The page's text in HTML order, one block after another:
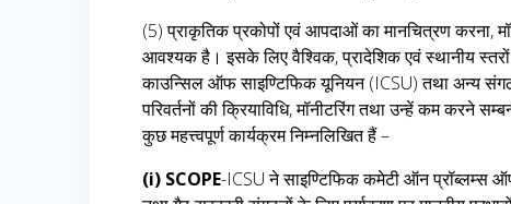
(5) प्राकृतिक प्रकोपों एवं आपदाओं का मानचित्रण करना,
आवश्यक है। इसके लिए वैश्विक, प्रादेशिक एवं स्थानीय
काउन्सिल ऑफ साइण्टिफिक यूनियन (ICSU) तथा अन्य
परिवर्तनों की क्रियाविधि, मॉनीटरिंग तथा उन्हें कम करने
कुछ महत्त्वपूर्ण कार्यक्रम निम्नलिखित हैं –
(i) SCOPE-ICSU ने साइण्टिफिक कमेटी ऑन प्रॉब्लम्स